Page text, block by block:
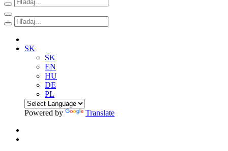
SK
SK
EN
HU
DE
PL
Powered by Translate